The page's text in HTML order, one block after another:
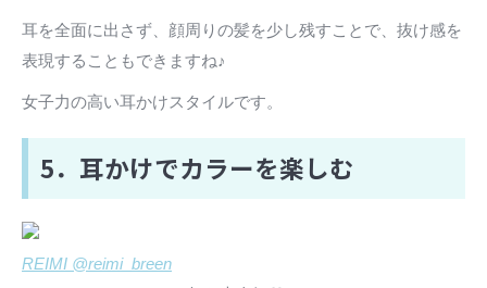
耳を全面に出さず、顔周りの髪を少し残すことで、抜け感を
表現することもできますね♪
女子力の高い耳かけスタイルです。
5．耳かけでカラーを楽しむ
REIMI @reimi_breen